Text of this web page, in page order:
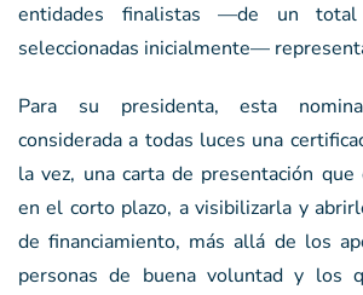
entidades finalistas —de un
seleccionadas inicialmente—
Para su presidenta, esta
considerada a todas luces una
la vez, una carta de presentación que
en el corto plazo, a visibilizarla y
de financiamiento, más allá de los
personas de buena voluntad y los